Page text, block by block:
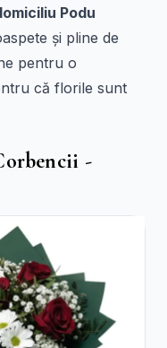
Podu
și pline de
pentru o
că florile sunt
-